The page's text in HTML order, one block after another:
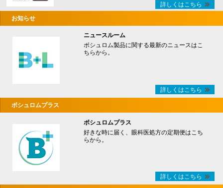
詳しくはこちら
お知らせ
ニュースルーム
ボシュロム製品に関する最新のニュースはこ
ちらから。
詳しくはこちら
ボシュロムプラス
ボシュロムプラス
好きな時に届く、眼科医処方の定期便はこち
らから。
詳しくはこちら